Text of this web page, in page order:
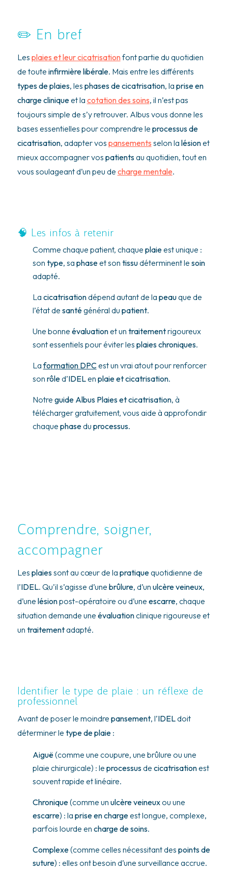
✏️ En bref
Les plaies et leur cicatrisationfont partie du quotidien
de toute infirmière libérale. Mais entre les différents
types de plaies, les phases de cicatrisation, la prise en
charge cliniqueet la cotation des soins, il n’est pas
toujours simple de s’y retrouver. Albus vous donne les
bases essentielles pour comprendre le processus de
cicatrisation, adapter vos pansements selon la lésionet
mieux accompagner vos patientsau quotidien, tout en
vous soulageant d’un peu de charge mentale.
🧠 Les infos à retenir
Comme chaque patient, chaque plaieest unique :
son type, sa phaseet son tissudéterminent le soin
adapté.
La cicatrisationdépend autant de la peauque de
l’état de santégénéral du patient.
Une bonne évaluationet un traitementrigoureux
sont essentiels pour éviter les plaies chroniques.
Laformation DPCest un vrai atout pour renforcer
son rôled’IDELen plaie et cicatrisation.
Notre guide Albus Plaies et cicatrisation, à
télécharger gratuitement, vous aide à approfondir
chaque phasedu processus.
Comprendre, soigner,
accompagner
Les plaiessont au cœur de la pratiquequotidienne de
l’IDEL. Qu’il s’agisse d’une brûlure, d’un ulcère veineux,
d’une lésionpost-opératoire ou d’une escarre, chaque
situation demande une évaluationclinique rigoureuse et
un traitementadapté.
Identifier le type de plaie : un réflexe de
professionnel
Avant de poser le moindre pansement, l’IDELdoit
déterminer le type de plaie:
Aiguë(comme une coupure, une brûlure ou une
plaie chirurgicale) : le processusde cicatrisationest
souvent rapide et linéaire.
Chronique(comme un ulcère veineuxou une
escarre) : la prise en chargeest longue, complexe,
parfois lourde en charge de soins.
Complexe(comme celles nécessitant des points de
suture) : elles ont besoin d’une surveillance accrue.